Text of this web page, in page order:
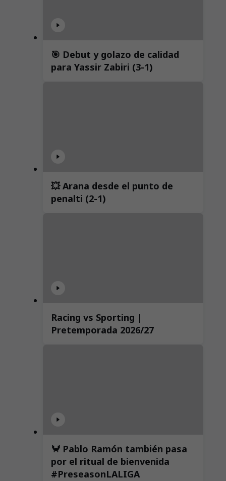
🎯 Debut y golazo de calidad
para Yassir Zabiri (3-1)
💥 Arana desde el punto de
penalti (2-1)
Racing vs Sporting |
Pretemporada 2026/27
🦀 Pablo Ramón también pasa
por el ritual de bienvenida
#PreseasonLALIGA